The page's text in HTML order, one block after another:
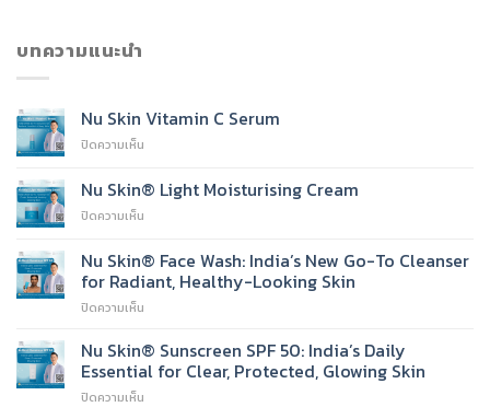
บทความแนะนำ
Nu Skin Vitamin C Serum
ปิดความเห็น
Skin
Vitamin
Nu Skin® Light Moisturising Cream
ปิดความเห็น
Skin®
Light
Moisturising
Nu Skin® Face Wash: India’s New Go-To Cleanser
for Radiant, Healthy-Looking Skin
ปิดความเห็น
Skin®
Face
Wash:
Nu Skin® Sunscreen SPF 50: India’s Daily
Essential for Clear, Protected, Glowing Skin
ปิดความเห็น